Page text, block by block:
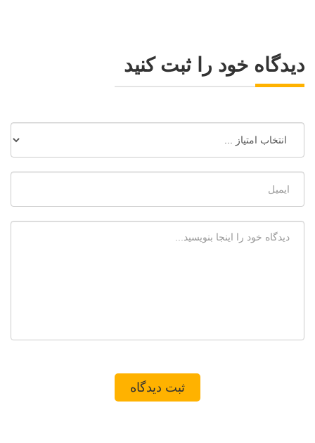
دیدگاه خود را ثبت کنید